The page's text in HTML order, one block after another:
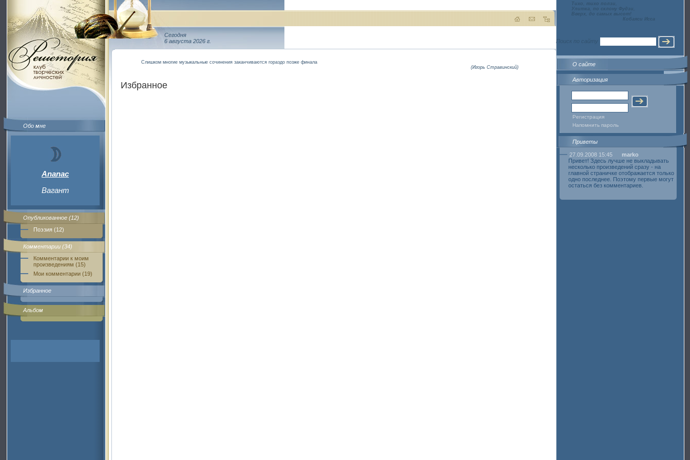
Обо мне
Ananac
Вагант
Опубликованное (12)
Поэзия (12)
Комментарии (34)
Комментарии к моим
произведениям (15)
Мои комментарии (19)
Избранное
Альбом
Сегодня
6 августа 2026 г.
Слишком многие музыкальные сочинения заканчиваются гораздо позже финала
(Игорь Стравинский)
Избранное
Тихо, тихо ползи,
Улитка, по склону Фудзи,
Вверх, до самых высот!
Кобаяси Исса
Поиск по сайту
О сайте
Авторизация
Регистрация
Напомнить пароль
Приветы
27.09.2008 15:45
marko
Привет! Здесь лучше не выкладывать
несколько произведений сразу - на
главной страничке отображается только
одно последнее. Поэтому первые могут
остаться без комментариев.